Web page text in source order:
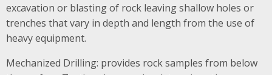
excavation or blasting of rock leaving shallow holes or
trenches that vary in depth and length from the use of
heavy equipment.
Mechanized Drilling: provides rock samples from below